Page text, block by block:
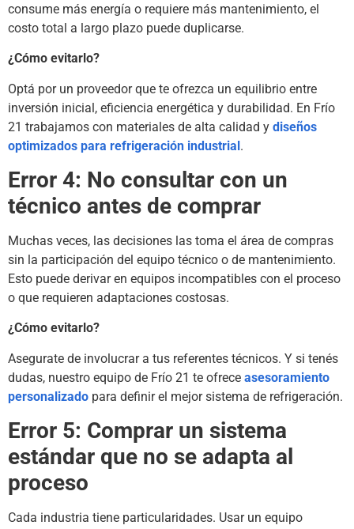
consume más energía o requiere más mantenimiento, el
costo total a largo plazo puede duplicarse.
¿Cómo evitarlo?
Optá por un proveedor que te ofrezca un equilibrio entre
inversión inicial, eficiencia energética y durabilidad. En Frío
21 trabajamos con materiales de alta calidad y diseños
optimizados para refrigeración industrial.
Error 4: No consultar con un
técnico antes de comprar
Muchas veces, las decisiones las toma el área de compras
sin la participación del equipo técnico o de mantenimiento.
Esto puede derivar en equipos incompatibles con el proceso
o que requieren adaptaciones costosas.
¿Cómo evitarlo?
Asegurate de involucrar a tus referentes técnicos. Y si tenés
dudas, nuestro equipo de Frío 21 te ofrece asesoramiento
personalizado para definir el mejor sistema de refrigeración.
Error 5: Comprar un sistema
estándar que no se adapta al
proceso
Cada industria tiene particularidades. Usar un equipo